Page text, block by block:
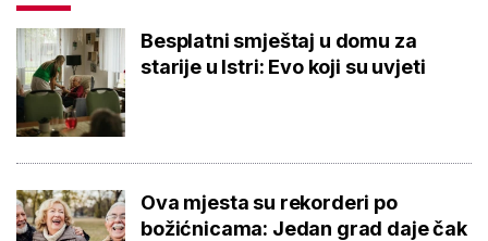
Besplatni smještaj u domu za
starije u Istri: Evo koji su uvjeti
Ova mjesta su rekorderi po
božićnicama: Jedan grad daje čak